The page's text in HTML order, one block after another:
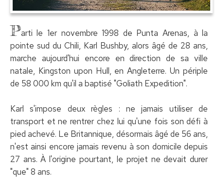
Parti le 1er novembre 1998 de Punta Arenas, à la
pointe sud du Chili, Karl Bushby, alors âgé de 28 ans,
marche aujourd'hui encore en direction de sa ville
natale, Kingston upon Hull, en Angleterre. Un périple
de 58 000 km qu'il a baptisé "Goliath Expedition".
Karl s'impose deux règles : ne jamais utiliser de
transport et ne rentrer chez lui qu'une fois son défi à
pied achevé. Le Britannique, désormais âgé de 56 ans,
n'est ainsi encore jamais revenu à son domicile depuis
27 ans. À l'origine pourtant, le projet ne devait durer
"que" 8 ans.